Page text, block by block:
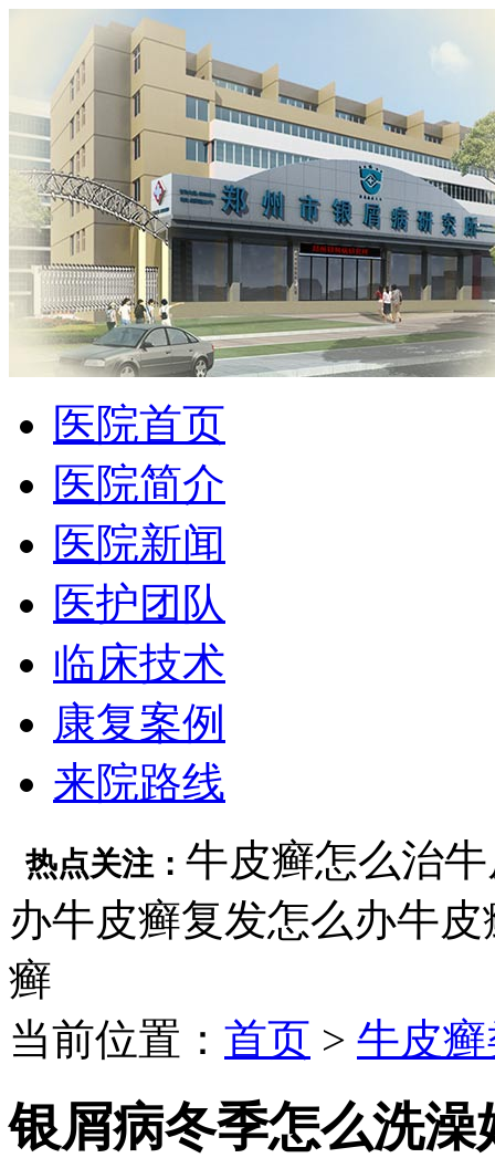
医院首页
医院简介
医院新闻
医护团队
临床技术
康复案例
来院路线
热点关注： 牛皮癣怎么治
办牛皮癣复发怎么办牛皮
癣
当前位置： 首页 > 牛皮
银屑病冬季怎么洗澡